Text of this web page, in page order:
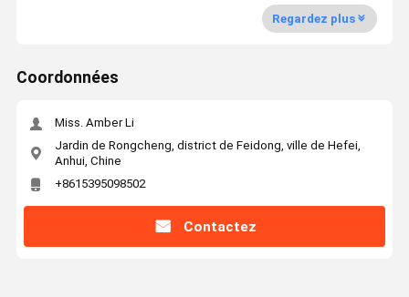
Regardez plus
Coordonnées
Miss. Amber Li
Jardin de Rongcheng, district de Feidong, ville de Hefei,
Anhui, Chine
+8615395098502
Contactez